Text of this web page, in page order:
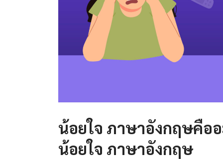
น้อยใจ ภาษาอังกฤษคือ
น้อยใจ ภาษาอังกฤษ